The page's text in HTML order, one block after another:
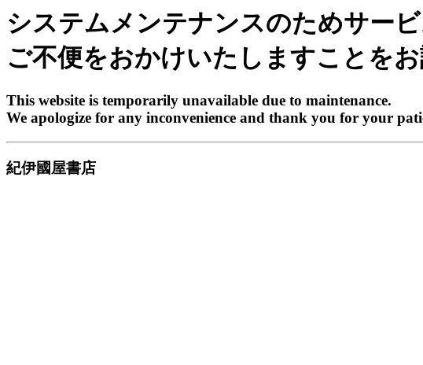
システムメンテナンスのためサービ
ご不便をおかけいたしますことをお
This website is temporarily unavailable due to maintenance.
We apologize for any inconvenience and thank you for your
紀伊國屋書店